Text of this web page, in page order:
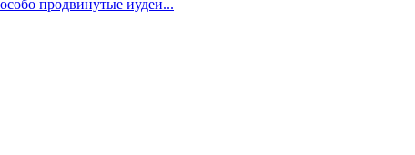
продвинутые иудеи...